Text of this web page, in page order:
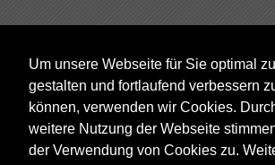
Um unsere Webseite für Sie optimal zu
gestalten und fortlaufend verbessern
können, verwenden wir Cookies.
weitere Nutzung der Webseite
der Verwendung von Cookies zu.